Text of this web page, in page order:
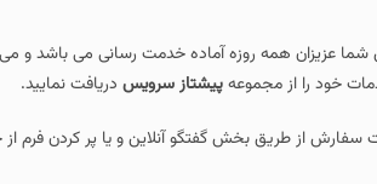
عزیزان همه روزه آماده خدمت رسانی می باشد و می
خود را از مجموعهپیشتاز سرویس دریافت نمایید.
سفارش از طریق بخش گفتگو آنلاین و یا پر کردن فرم